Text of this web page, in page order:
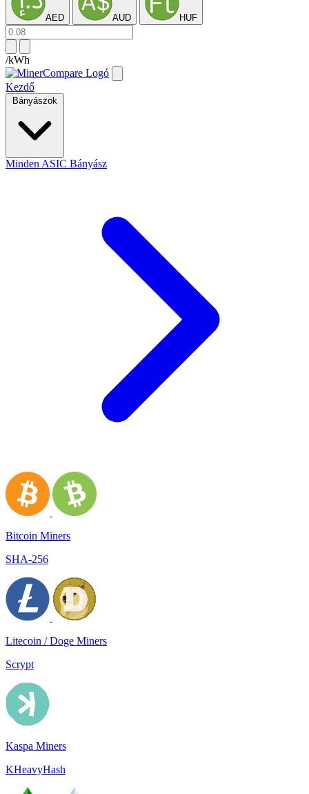
AED AUD HUF
/kWh
Kezdő
Bányászok
Minden ASIC Bányász
Bitcoin Miners
SHA-256
Litecoin / Doge Miners
Scrypt
Kaspa Miners
KHeavyHash